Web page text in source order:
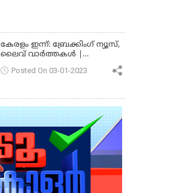
കേരളം ഇന്ന്: ബ്രേക്കിംഗ് ന്യൂസ്,
ലൈവ് വാർത്തകൾ |
Posted On 03-01-2023